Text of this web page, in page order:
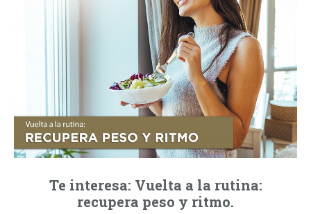
Te interesa: Vuelta a la rutina:
recupera peso y ritmo.